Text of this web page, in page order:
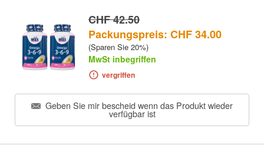
CHF 42.50
Packungspreis: CHF 34.00
(Sparen Sie 20%)
MwSt inbegriffen
vergriffen
Geben Sie mir bescheid wenn das Produkt wieder
verfügbar ist